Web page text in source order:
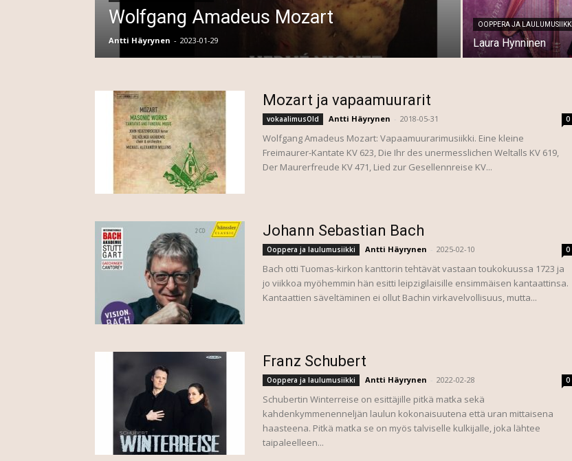
Wolfgang Amadeus Mozart
Antti Häyrynen - 2023-01-29
OOPPERA JA LAULUMUSIIKKI
Laura Hynninen
Mozart ja vapaamuurarit
vokaalimusOld Antti Häyrynen - 2018-05-31 0
Wolfgang Amadeus Mozart: Vapaamuurarimusiikki. Eine kleine
Freimaurer-Kantate KV 623, Die Ihr des unermesslichen Weltalls KV 619,
Der Maurerfreude KV 471, Lied zur Gesellennreise KV...
Johann Sebastian Bach
Ooppera ja laulumusiikki Antti Häyrynen - 2025-02-10 0
Bach otti Tuomas-kirkon kanttorin tehtävät vastaan toukokuussa 1723 ja
jo viikkoa myöhemmin hän esitti leipzigilaisille ensimmäisen kantaattinsa.
Kantaattien säveltäminen ei ollut Bachin virkavelvollisuus, mutta...
Franz Schubert
Ooppera ja laulumusiikki Antti Häyrynen - 2022-02-28 0
Schubertin Winterreise on esittäjille pitkä matka sekä
kahdenkymmenenneljän laulun kokonaisuutena että uran mittaisena
haasteena. Pitkä matka se on myös talviselle kulkijalle, joka lähtee
taipaleelleen...